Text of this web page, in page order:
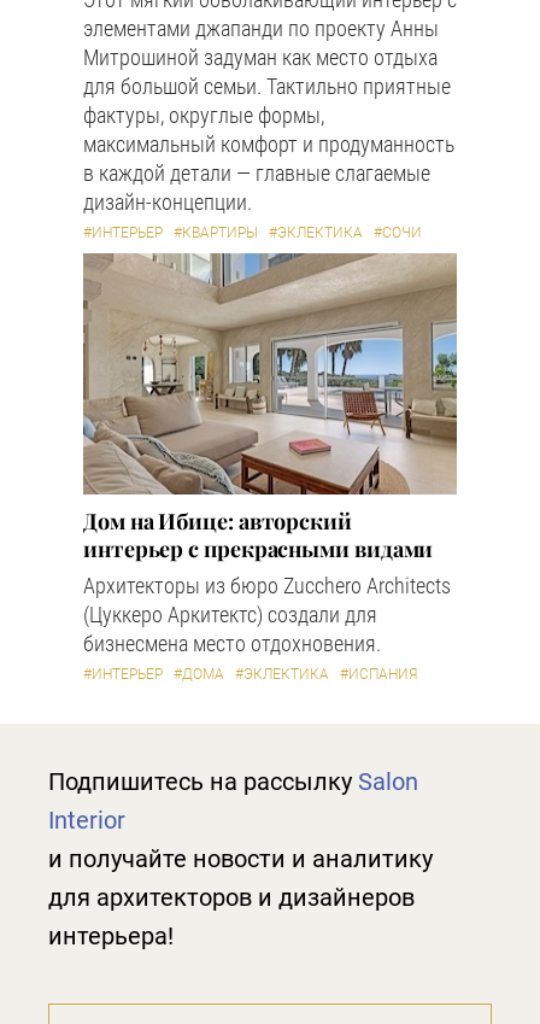
элементами джапанди по проекту Анны
Митрошиной задуман как место отдыха
для большой семьи. Тактильно приятные
фактуры, округлые формы,
максимальный комфорт и продуманность
в каждой детали — главные слагаемые
дизайн-концепции.
#ИНТЕРЬЕР #КВАРТИРЫ #ЭКЛЕКТИКА #СОЧИ
Дом на Ибице: авторский
интерьер с прекрасными видами
Архитекторы из бюро Zucchero Architects
(Цуккеро Аркитектс) создали для
бизнесмена место отдохновения.
#ИНТЕРЬЕР #ДОМА #ЭКЛЕКТИКА #ИСПАНИЯ
Подпишитесь на рассылку Salon
Interior
и получайте новости и аналитику
для архитекторов и дизайнеров
интерьера!